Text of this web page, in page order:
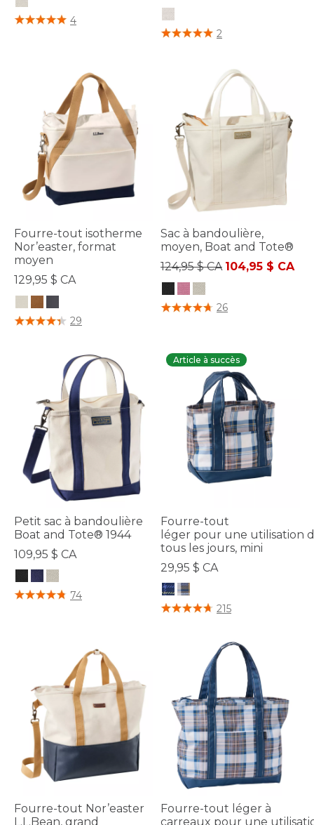
4,5 sur 5 Évaluation des clients
4
5 sur 5 Évaluation des clients
2
Fourre-tout isotherme
Nor’easter, format
moyen
129,95 $ CA
4,4 sur 5 Évaluation des clients
29
Sac à bandoulière,
moyen, Boat and Tote®
Prix réduit de
124,95 $ CAà104,95 $ CA
3,9 sur 5 Évaluation des clients
26
Petit sac à bandoulière
Boat and Tote® 1944
109,95 $ CA
3,9 sur 5 Évaluation des clients
74
Article à succès
Fourre-tout
léger pour une utilisation
tous les jours, mini
29,95 $ CA
5 sur 5 Évaluation des clients
215
Fourre-tout Nor’easter
L.L.Bean, grand
Fourre-tout léger à
carreaux pour une